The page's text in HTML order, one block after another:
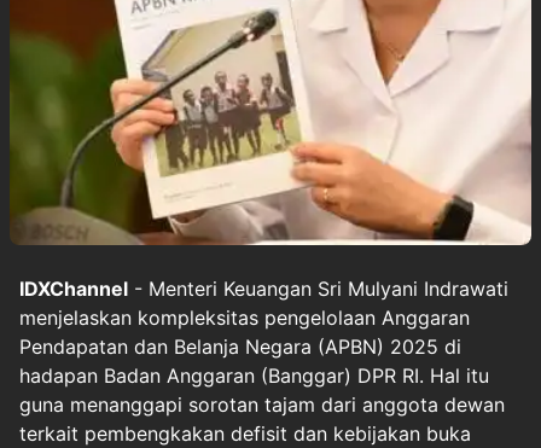
IDXChannel - Menteri Keuangan Sri Mulyani Indrawati
menjelaskan kompleksitas pengelolaan Anggaran
Pendapatan dan Belanja Negara (APBN) 2025 di
hadapan Badan Anggaran (Banggar) DPR RI. Hal itu
guna menanggapi sorotan tajam dari anggota dewan
terkait pembengkakan defisit dan kebijakan buka